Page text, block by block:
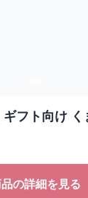
フト向け
の詳細を見る